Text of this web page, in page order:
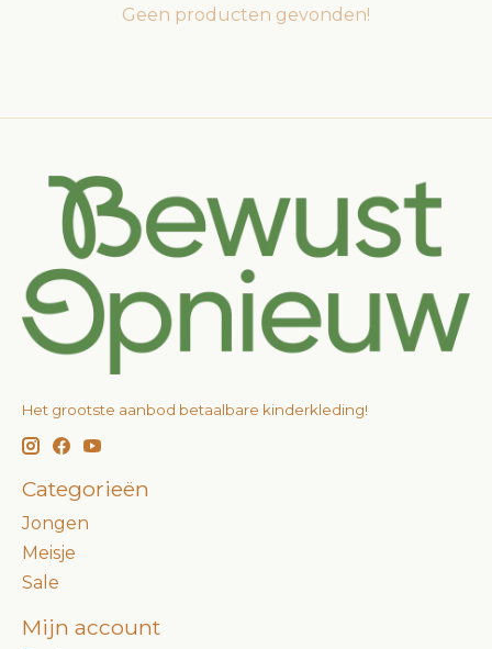
Geen producten gevonden!
Het grootste aanbod betaalbare kinderkleding!
Categorieën
Jongen
Meisje
Sale
Mijn account